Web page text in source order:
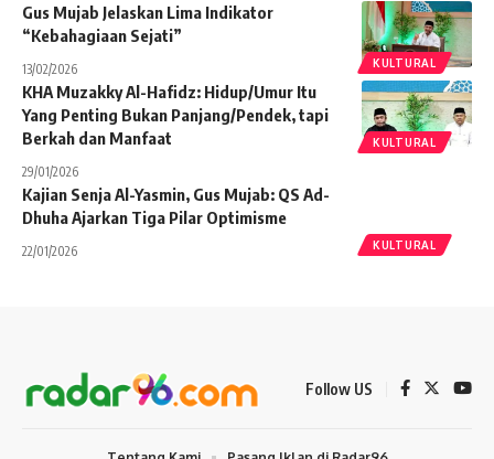
KULTURAL
Gus Mujab Jelaskan Lima Indikator
“Kebahagiaan Sejati”
13/02/2026
KULTURAL
KHA Muzakky Al-Hafidz: Hidup/Umur Itu
Yang Penting Bukan Panjang/Pendek, tapi
Berkah dan Manfaat
29/01/2026
KULTURAL
Kajian Senja Al-Yasmin, Gus Mujab: QS Ad-
Dhuha Ajarkan Tiga Pilar Optimisme
22/01/2026
Follow US